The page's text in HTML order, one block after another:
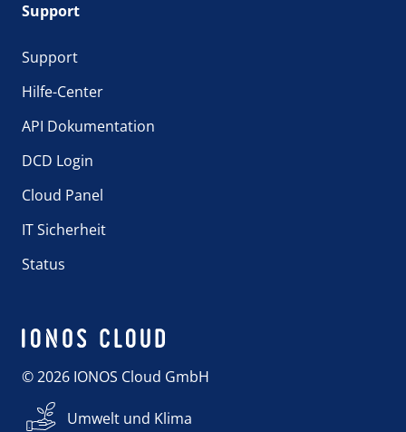
Support
Support
Hilfe-Center
API Dokumentation
DCD Login
Cloud Panel
IT Sicherheit
Status
© 2026 IONOS Cloud GmbH
Umwelt und Klima